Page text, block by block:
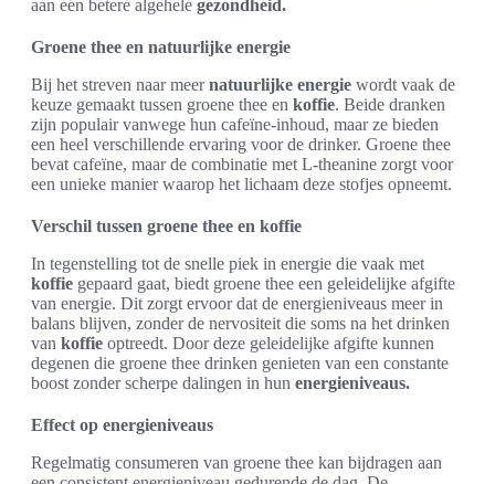
aan een betere algehele gezondheid.
Groene thee en natuurlijke energie
Bij het streven naar meernatuurlijke energie wordt vaak de
keuze gemaakt tussen groene thee en koffie. Beide dranken
zijn populair vanwege hun cafeïne-inhoud, maar ze bieden
een heel verschillende ervaring voor de drinker. Groene thee
bevat cafeïne, maar de combinatie met L-theanine zorgt voor
een unieke manier waarop het lichaam deze stofjes opneemt.
Verschil tussen groene thee en koffie
In tegenstelling tot de snelle piek in energie die vaak met
koffie gepaard gaat, biedt groene thee een geleidelijke afgifte
van energie. Dit zorgt ervoor dat de energieniveaus meer in
balans blijven, zonder de nervositeit die soms na het drinken
van koffie optreedt. Door deze geleidelijke afgifte kunnen
degenen die groene thee drinken genieten van een constante
boost zonder scherpe dalingen in hun energieniveaus.
Effect op energieniveaus
Regelmatig consumeren van groene thee kan bijdragen aan